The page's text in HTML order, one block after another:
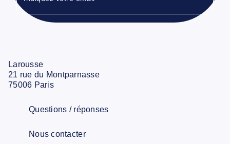
Larousse
21 rue du Montparnasse
75006 Paris
Questions / réponses
Nous contacter